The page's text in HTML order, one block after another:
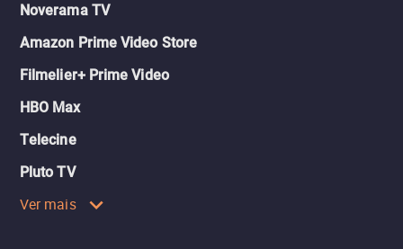
Noverama TV
Amazon Prime Video Store
Filmelier+ Prime Video
HBO Max
Telecine
Pluto TV
Ver mais